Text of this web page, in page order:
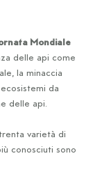
Mondiale
delle api come
la minaccia
da
delle api.
varietà di
conosciuti sono